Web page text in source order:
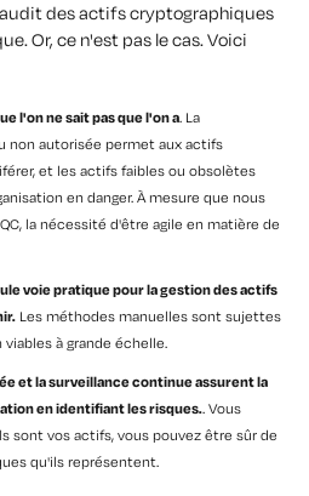
des actifs cryptographiques
Or, ce n'est pas le cas. Voici
l'on ne sait pas que l'on a. La
non autorisée permet aux actifs
et les actifs faibles ou obsolètes
en danger. À mesure que nous
la nécessité d'être agile en matière de
voie pratique pour la gestion des actifs
Les méthodes manuelles sont sujettes
à grande échelle.
et la surveillance continue assurent la
en identifiant les risques.. Vous
sont vos actifs, vous pouvez être sûr de
qu'ils représentent.